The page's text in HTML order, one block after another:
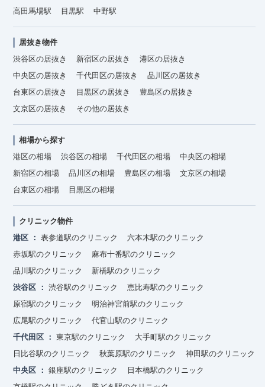
高田馬場駅
目黒駅 中野駅
居抜き物件
渋谷区の居抜き
新宿区の居抜き
港区の居抜き
中央区の居抜き
千代田区の居抜き
品川区の居抜き
台東区の居抜き
目黒区の居抜き
豊島区の居抜き
文京区の居抜き
その他の居抜き
相場から探す
港区の相場
渋谷区の相場 千代田区の相場
中央区の相場
新宿区の相場
品川区の相場 豊島区の相場
文京区の相場
台東区の相場
目黒区の相場
クリニック物件
港区
表参道駅のクリニック
六本木駅のクリニック
赤坂駅のクリニック
麻布十番駅のクリニック
品川駅のクリニック
新橋駅のクリニック
渋谷区
渋谷駅のクリニック
恵比寿駅のクリニック
原宿駅のクリニック
明治神宮前駅のクリニック
広尾駅のクリニック
代官山駅のクリニック
千代田区
東京駅のクリニック
大手町駅のクリニック
日比谷駅のクリニック
秋葉原駅のクリニック
神田駅のクリニック
中央区
銀座駅のクリニック
日本橋駅のクリニック